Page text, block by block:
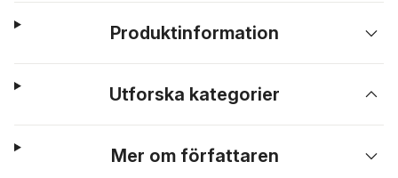
Produktinformation
Utforska kategorier
Mer om författaren